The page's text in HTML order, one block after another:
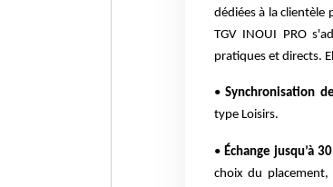
dédiées à la clientèle
TGV INOUI PRO
pratiques et directs.
•Synchronisation
type Loisirs.
• Échange jusqu’à
choix du